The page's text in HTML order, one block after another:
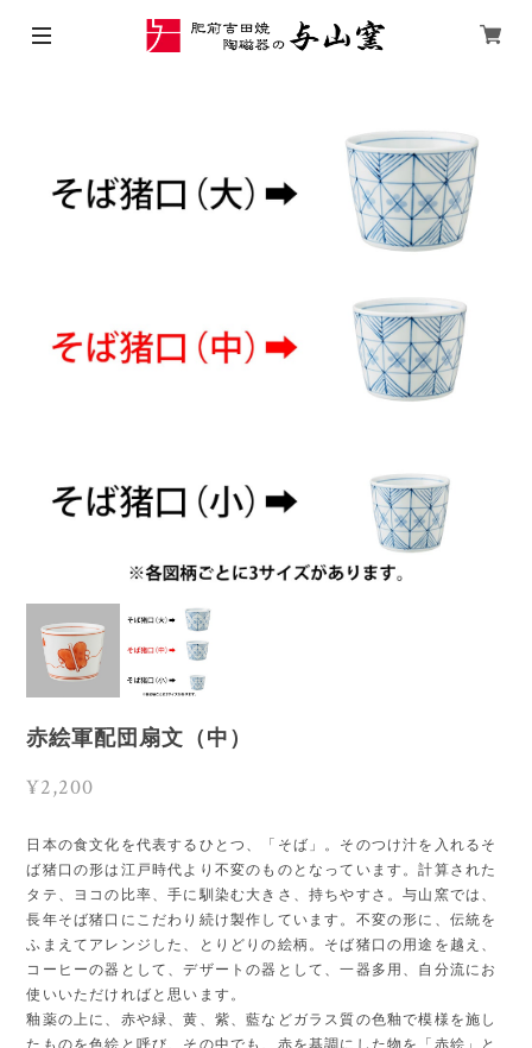
赤絵軍配団扇文（中）
¥2,200
日本の食文化を代表するひとつ、「そば」。そのつけ汁を入れるそ
ば猪口の形は江戸時代より不変のものとなっています。計算された
タテ、ヨコの比率、手に馴染む大きさ、持ちやすさ。与山窯では、
長年そば猪口にこだわり続け製作しています。不変の形に、伝統を
ふまえてアレンジした、とりどりの絵柄。そば猪口の用途を越え、
コーヒーの器として、デザートの器として、一器多用、自分流にお
使いいただければと思います。
釉薬の上に、赤や緑、黄、紫、藍などガラス質の色釉で模様を施し
たものを色絵と呼び、その中でも、赤を基調にした物を「赤絵」と